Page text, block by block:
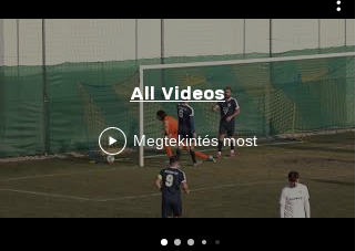
All Videos
Megtekintés most